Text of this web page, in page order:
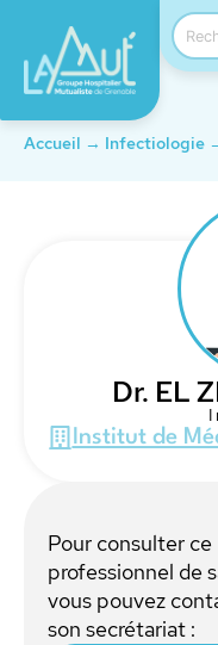
Accueil → Infectiologie
Dr. EL
Institut de
Pour consulter ce
professionnel de
vous pouvez
son secrétariat :